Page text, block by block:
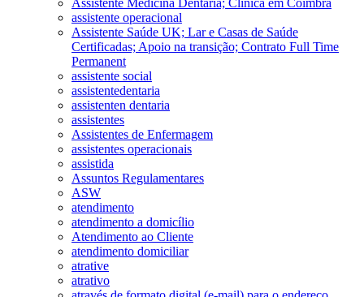
assistente operacional
Assistente Saúde UK; Lar e Casas de Saúde
Certificadas; Apoio na transição; Contrato Full Time
Permanent
assistente social
assistentedentaria
assistenten dentaria
assistentes
Assistentes de Enfermagem
assistentes operacionais
assistida
Assuntos Regulamentares
ASW
atendimento
atendimento a domicílio
Atendimento ao Cliente
atendimento domiciliar
atrative
atrativo